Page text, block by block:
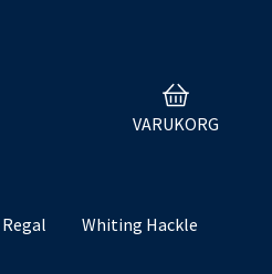
VARUKORG
Regal
Whiting Hackle